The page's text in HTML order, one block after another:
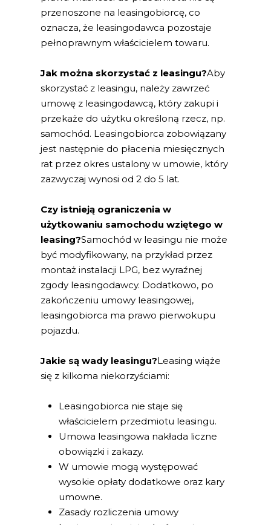
przenoszone na leasingobiorcę, co
oznacza, że leasingodawca pozostaje
pełnoprawnym właścicielem towaru.
Jak można skorzystać z leasingu?Aby
skorzystać z leasingu, należy zawrzeć
umowę z leasingodawcą, który zakupi i
przekaże do użytku określoną rzecz, np.
samochód. Leasingobiorca zobowiązany
jest następnie do płacenia miesięcznych
rat przez okres ustalony w umowie, który
zazwyczaj wynosi od 2 do 5 lat.
Czy istnieją ograniczenia w
użytkowaniu samochodu wziętego w
leasing?Samochód w leasingu nie może
być modyfikowany, na przykład przez
montaż instalacji LPG, bez wyraźnej
zgody leasingodawcy. Dodatkowo, po
zakończeniu umowy leasingowej,
leasingobiorca ma prawo pierwokupu
pojazdu.
Jakie są wady leasingu?Leasing wiąże
się z kilkoma niekorzyściami:
Leasingobiorca nie staje się
właścicielem przedmiotu leasingu.
Umowa leasingowa nakłada liczne
obowiązki i zakazy.
W umowie mogą występować
wysokie opłaty dodatkowe oraz kary
umowne.
Zasady rozliczenia umowy